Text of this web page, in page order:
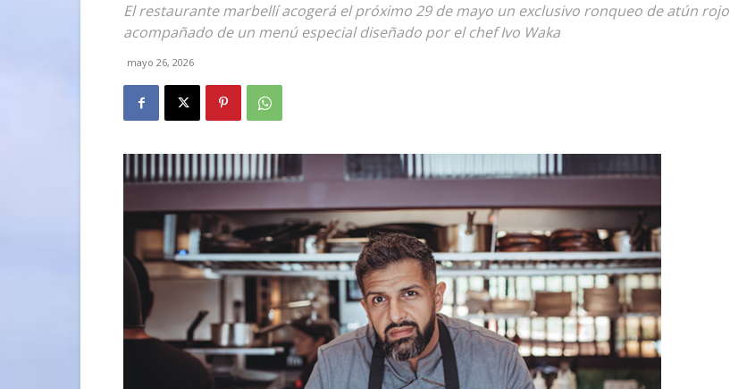
El restaurante marbellí acogerá el próximo 29 de mayo un exclusivo ronqueo de atún rojo
acompañado de un menú especial diseñado por el chef Ivo Waka
mayo 26, 2026